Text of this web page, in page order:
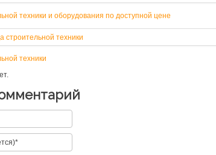
техники и оборудования по доступной цене
техники